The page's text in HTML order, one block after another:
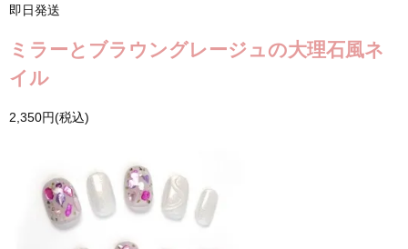
即日発送
ミラーとブラウングレージュの大理石風ネ
イル
2,350円(税込)